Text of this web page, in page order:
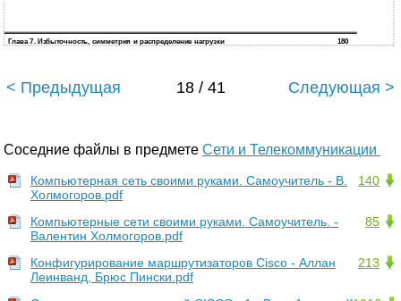
Глава 7. Избыточность, симметрия и распределение нагрузки 180
< Предыдущая 18 / 41 Следующая >
Соседние файлы в предмете Сети и Телекоммуникации
140
Компьютерная сеть своими руками. Самоучитель - В.
Холмогоров.pdf
85
Компьютерные сети своими руками. Самоучитель. -
Валентин Холмогоров.pdf
213
Конфигурирование маршрутизаторов Cisco - Аллан
Леинванд, Брюс Пински.pdf